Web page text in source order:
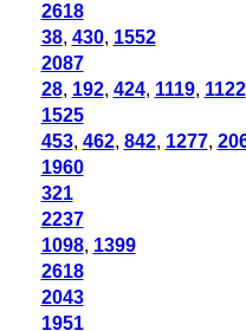
2618
38, 430, 1552
2087
28, 192, 424, 1119, 1122
1525
453, 462, 842, 1277,
1960
321
2237
1098, 1399
2618
2043
1951